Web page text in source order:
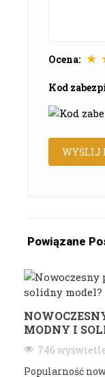
Ocena: ★
Kod
Powiązane
MODNY I
746
Popularność